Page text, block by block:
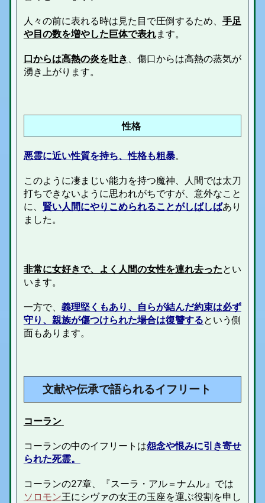
人々の前に表れる時は 見た目で圧倒するため、 手足
や目の数を増やした巨体で表れます。
口からは高熱の炎を吐き 、傷口からは高熱の蒸気が
湧き上がります。
性格
悪霊に近い性質を持ち、性格も粗暴。
このように凄まじい能力を持つ魔神、人間では太刀
打ちできないように思われがちですが、意外なこと
に、 賢い人間にやりこめられることがしばしばあり
ました。
非常に女好きで、よく人間の女性を連れ去ったとい
います。
一方で、 義理堅くもあり、自らが結んだ約束は必ず
守り、親族が傷つけられた場合は復讐するという側
面もあります。
文献や伝承で語られるイフリート
コーラン
コーランの中のイフリートは怨念や恨みに引き寄せ
られた死霊。
コーランの27章、『スーラ・アル＝ナムル』では
ソロモン王にシヴァの女王の玉座を運ぶ役割を申し